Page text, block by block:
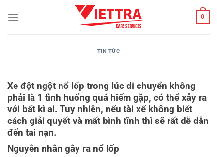
qua
0
TIN TỨC
Xe đột ngột nổ lốp trong lúc di chuyển không
phải là 1 tình huống quá hiếm gặp, có thể xảy ra
với bất kì ai. Tuy nhiên, nếu tài xế không biết
cách giải quyết và mất bình tĩnh thì sẽ rất dễ dẫn
đến tai nạn.
Nguyên nhân gây ra nổ lốp